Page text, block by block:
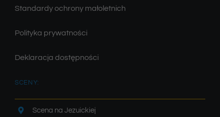
Standardy ochrony małoletnich
Polityka prywatności
Deklaracja dostępności
SCENY:
Scena na Jezuickiej